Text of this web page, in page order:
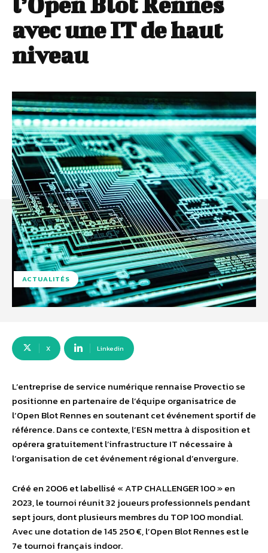
avec une IT de haut
niveau
ACTUALITÉS
X Linkedin
L’entreprise de service numérique rennaise Provectio se
positionne en partenaire de l’équipe organisatrice de
l’Open Blot Rennes en soutenant cet événement sportif de
référence. Dans ce contexte, l’ESN mettra à disposition et
opérera gratuitement l’infrastructure IT nécessaire à
l’organisation de cet événement régional d’envergure.
Créé en 2006 et labellisé « ATP CHALLENGER 100 » en
2023, le tournoi réunit 32 joueurs professionnels pendant
sept jours, dont plusieurs membres du TOP 100 mondial.
Avec une dotation de 145 250 €, l’Open Blot Rennes est le
7e tournoi français indoor.